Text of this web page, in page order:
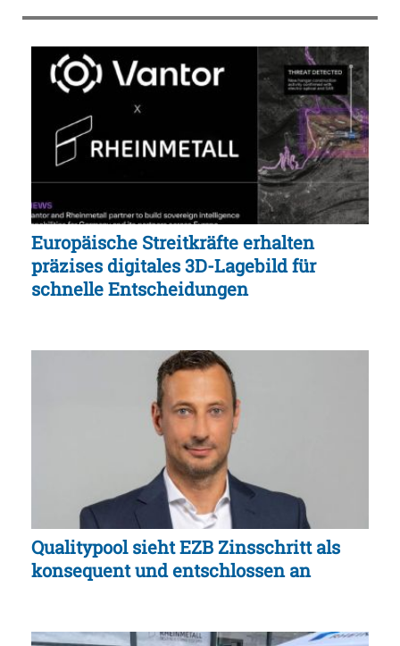
Europäische Streitkräfte erhalten
präzises digitales 3D-Lagebild für
schnelle Entscheidungen
Qualitypool sieht EZB Zinsschritt als
konsequent und entschlossen an